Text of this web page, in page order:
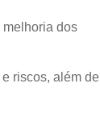
melhoria dos
riscos, além de